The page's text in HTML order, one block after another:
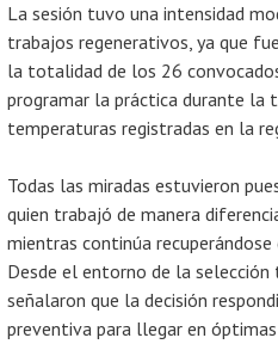
La sesión tuvo una intensidad
trabajos regenerativos, ya que
la totalidad de los 26
programar la práctica durante la
temperaturas registradas en la
Todas las miradas estuvieron
quien trabajó de manera
mientras continúa
Desde el entorno de la
señalaron que la decisión
preventiva para llegar en